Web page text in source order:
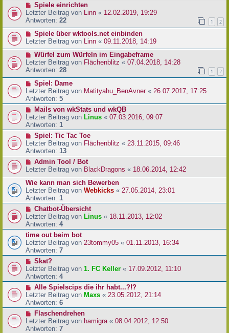
Spiele einrichten
Letzter Beitrag von
Linn « 12.02.2019, 19:29
Antworten: 22 1 2
Spiele über wktools.net einbinden
Letzter Beitrag von
Linn « 09.11.2018, 14:19
Würfel zum Würfeln im Eingabeframe
Letzter Beitrag von Flächenblitz « 07.04.2018, 14:28
Antworten: 28 1 2
Spiel: Dame
Letzter Beitrag von Matityahu_BenAvner« 26.07.2017, 17:25
Antworten: 5
Mails von wkStats und wkQB
Letzter Beitrag von Linus « 07.03.2016, 09:07
Antworten: 1
Spiel: Tic Tac Toe
Letzter Beitrag von Flächenblitz « 23.11.2015, 09:46
Antworten: 13
Admin Tool / Bot
Letzter Beitrag von BlackDragons « 18.06.2014, 12:42
Wie kann man sich Bewerben
Letzter Beitrag von Webkicks « 27.05.2014, 23:01
Antworten: 1
Chatbot-Übersicht
Letzter Beitrag von Linus « 18.11.2013, 12:02
Antworten: 4
time out beim bot
Letzter Beitrag von 23tommy05 « 01.11.2013, 16:34
Antworten: 7
Skat?
Letzter Beitrag von 1. FC Keller « 17.09.2012, 11:10
Antworten: 4
Alle Spielscips die ihr habt...?!?
Letzter Beitrag von Maxs « 23.05.2012, 21:14
Antworten: 6
Flaschendrehen
Letzter Beitrag von hamigra « 08.04.2012, 12:50
Antworten: 7